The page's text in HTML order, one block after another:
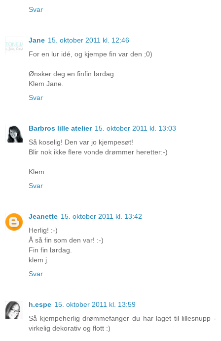
Svar
Jane 15. oktober 2011 kl. 12:46
For en lur idé, og kjempe fin var den ;0)
Ønsker deg en finfin lørdag.
Klem Jane.
Svar
Barbros lille atelier 15. oktober 2011 kl. 13:03
Så koselig! Den var jo kjempesøt!
Blir nok ikke flere vonde drømmer heretter:-)
Klem
Svar
Jeanette 15. oktober 2011 kl. 13:42
Herlig! :-)
Å så fin som den var! :-)
Fin fin lørdag.
klem j.
Svar
h.espe 15. oktober 2011 kl. 13:59
Så kjempeherlig drømmefanger du har laget til lillesnupp -
virkelig dekorativ og flott :)